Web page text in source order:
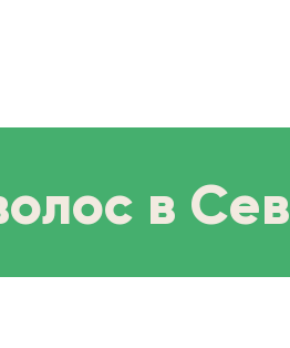
в